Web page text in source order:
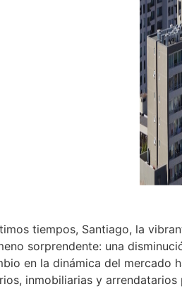
tiempos, Santiago, la
sorprendente: una
en la dinámica del mercado
inmobiliarias y